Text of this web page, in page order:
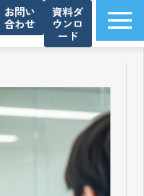
お問い
合わせ
資料ダ
ウンロ
ード